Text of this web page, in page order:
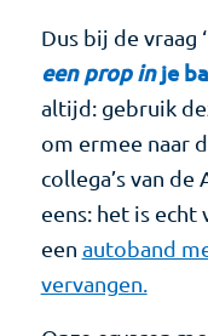
Dus bij de vraag ‘
een prop inje
altijd: gebruik
om ermee naar
collega’s van
eens: het is
een autoband
vervangen.